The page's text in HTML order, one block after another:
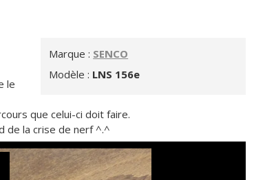
Marque : SENCO
Modèle : LNS 156e
le
que celui-ci doit faire.
de la crise de nerf ^.^